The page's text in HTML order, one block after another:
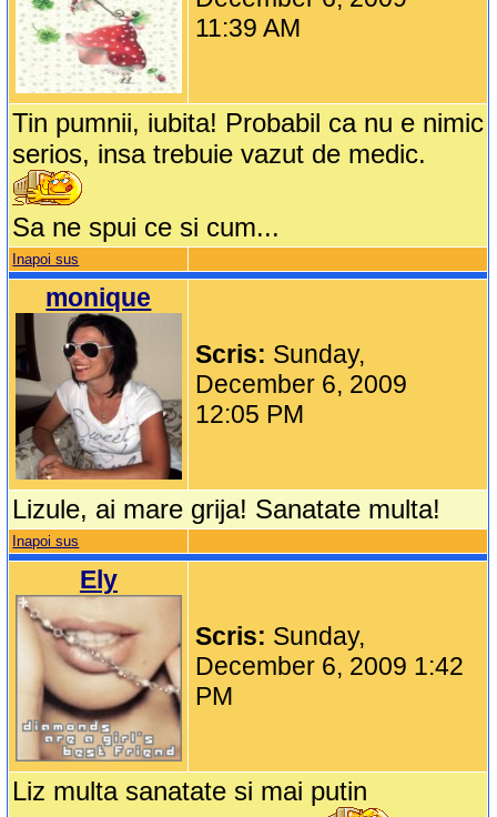
11:39 AM
Tin pumnii, iubita! Probabil ca nu e nimic
serios, insa trebuie vazut de medic.
Sa ne spui ce si cum...
Inapoi sus
monique
Scris: Sunday,
December 6, 2009
12:05 PM
Lizule, ai mare grija! Sanatate multa!
Inapoi sus
Ely
Scris: Sunday,
December 6, 2009 1:42
PM
Liz multa sanatate si mai putin